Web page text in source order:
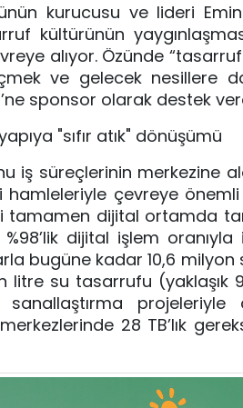
kurucusu ve lideri
kültürünün
alıyor. Özünde
ve gelecek nesillere
sponsor olarak destek
"sıfır atık" dönüşümü
iş süreçlerinin merkezine
çevreye
tamamen dijital ortamda
%98’lik dijital işlem
bugüne kadar 10,6
litre su tasarrufu (yaklaşık
28 TB’lık